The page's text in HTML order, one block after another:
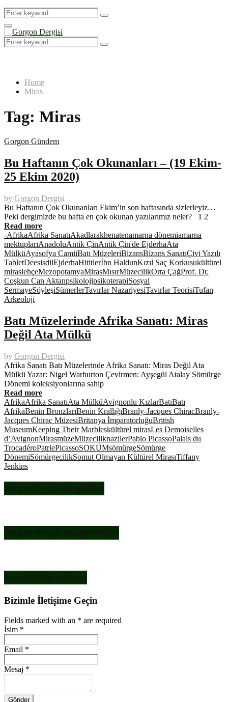
Search
for:
Search
Primary
Menu
Search
for:
Search
Home
Miras
Tag: Miras
Gorgon Gündem
Bu Haftanın Çok Okunanları – (19 Ekim-
25 Ekim 2020)
by Gorgon Dergisi
Bu Haftanın Çok Okunanları Ekim’in son haftasında sizlerleyiz…
Peki dergimizde bu hafta en çok okunan yazılarımız neler? 1 2
Read more
-AfrikaAfrika SanatıAkadlarakhenatenamarna dönemiamarna
mektuplarıAnadoluAntik ÇinAntik Çin'de EjderhaAta
MülküAyasofya CamiiBatı MüzeleriBizansBizans SanatıÇivi Yazılı
TabletDeesisdilEjderhaHititlerİbn HaldunKızıl Saç Korkusukültürel
miraslehçeMezopotamyaMirasMısırMüzecilikOrta ÇağProf. Dr.
Coşkun Can AktanpsikolojipsikoterapiSosyal
SermayeSöyleşiSümerlerTavırlar NazariyesiTavırlar TeorisiTufan
Arkeoloji
Batı Müzelerinde Afrika Sanatı: Miras
Değil Ata Mülkü
by Gorgon Dergisi
Afrika Sanatı Batı Müzelerinde Afrika Sanatı: Miras Değil Ata
Mülkü Yazar: Nigel Warburton Çevirmen: Ayşegül Atalay Sömürge
Dönemi koleksiyonlarına sahip
Read more
AfrikaAfrika SanatıAta MülküAvignonlu KızlarBatıBatı
AfrikaBenin BronzlarıBenin KrallığıBranly-Jacques ChiracBranly-
Jacques Chirac MüzesiBritanya İmparatorluğuBritish
MuseumKeeping Their Marbleskültürel mirasLes Demoiselles
d’AvignonMirasmüzeMüzeciliknazilerPablo PicassoPalais du
TrocadéroPatriePicassoSOKÜMsömürgeSömürge
DönemiSömürgecilikSomut Olmayan Kültürel MirasıTiffany
Jenkins
Gorgon Dergisi Dergilik’te!
Gorgon Dergisi Google Play’de
Bizimle İletişime Geçin
Bizimle İletişime Geçin
Fields marked with an * are required
İsim *
Email *
Mesaj *